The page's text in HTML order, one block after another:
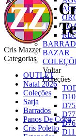
BAZAR
Voltar
Coleções
Cris Mazzer
Categorias
OUTLET
Natal 2026
Coleções
Sarja
Barrados
Panos De Copa
Cris Poletto